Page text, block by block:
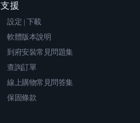
支援
設定 | 下載
軟體版本說明
到府安裝常見問題集
查詢訂單
線上購物常見問答集
保固條款